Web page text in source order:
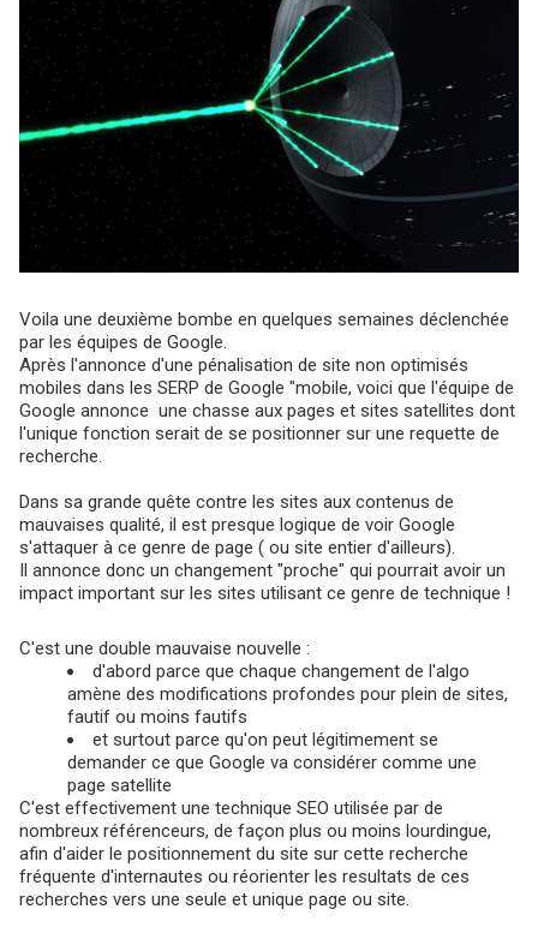
Voila une deuxième bombe en quelques semaines déclenchée
par les équipes de Google.
Après l'annonce d'une pénalisation de site non optimisés
mobiles dans les SERP de Google "mobile, voici que l'équipe de
Google annonce une chasse aux pages et sites satellites dont
l'unique fonction serait de se positionner sur une requette de
recherche.
Dans sa grande quête contre les sites aux contenus de
mauvaises qualité, il est presque logique de voir Google
s'attaquer à ce genre de page ( ou site entier d'ailleurs).
Il annonce donc un changement "proche" qui pourrait avoir un
impact important sur les sites utilisant ce genre de technique !
C'est une double mauvaise nouvelle :
d'abord parce que chaque changement de l'algo
amène des modifications profondes pour plein de sites,
fautif ou moins fautifs
et surtout parce qu'on peut légitimement se
demander ce que Google va considérer comme une
page satellite
C'est effectivement une technique SEO utilisée par de
nombreux référenceurs, de façon plus ou moins lourdingue,
afin d'aider le positionnement du site sur cette recherche
fréquente d'internautes ou réorienter les resultats de ces
recherches vers une seule et unique page ou site.